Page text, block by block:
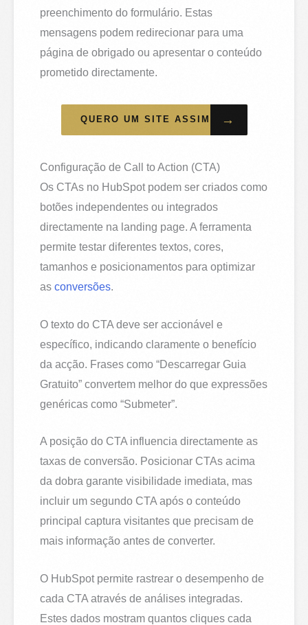
preenchimento do formulário. Estas
mensagens podem redirecionar para uma
página de obrigado ou apresentar o conteúdo
prometido directamente.
QUERO UM SITE ASSIM →
Configuração de Call to Action (CTA)
Os CTAs no HubSpot podem ser criados como
botões independentes ou integrados
directamente na landing page. A ferramenta
permite testar diferentes textos, cores,
tamanhos e posicionamentos para optimizar
asconversões.
O texto do CTA deve ser accionável e
específico, indicando claramente o benefício
da acção. Frases como “Descarregar Guia
Gratuito” convertem melhor do que expressões
genéricas como “Submeter”.
A posição do CTA influencia directamente as
taxas de conversão. Posicionar CTAs acima
da dobra garante visibilidade imediata, mas
incluir um segundo CTA após o conteúdo
principal captura visitantes que precisam de
mais informação antes de converter.
O HubSpot permite rastrear o desempenho de
cada CTA através de análises integradas.
Estes dados mostram quantos cliques cada